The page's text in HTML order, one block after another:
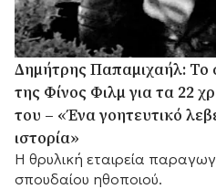
Δημήτρης Παπαμιχαήλ: Το
της Φίνος Φιλμ για τα 22
του – «Ένα γοητευτικό
ιστορία»
Η θρυλική εταιρεία
σπουδαίου ηθοποιού.